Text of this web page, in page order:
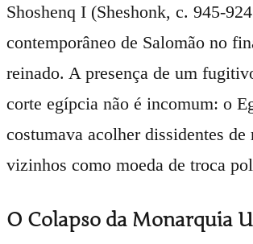
Shoshenq I (Sheshonk, c. 945-
contemporâneo de Salomão no
reinado. A presença de um
corte egípcia não é incomum: o
costumava acolher dissidentes de
vizinhos como moeda de troca
O Colapso da Monarquia